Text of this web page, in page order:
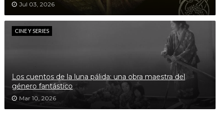
Jul 03, 2026
CINE Y SERIES
Los cuentos de la luna pálida: una obra maestra del
género fantástico
Mar 10, 2026